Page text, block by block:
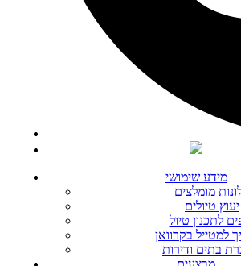
מידע שימושי
מומלצים
יעוץ טיולים
לתכנון טיול
למטייל בקרוואן
בתים ודירות